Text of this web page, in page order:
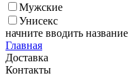
Мужские
Унисекс
начните вводить
Главная
Доставка
Контакты